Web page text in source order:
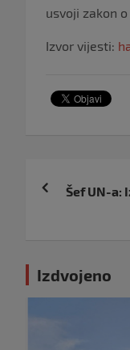
usvoji zakon
Izvor vijesti:
Šef UN-a:
Izdvojeno